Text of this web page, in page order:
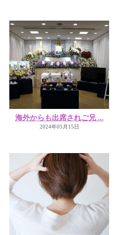
海外からも出席されご兄 ...
2024年05月15日